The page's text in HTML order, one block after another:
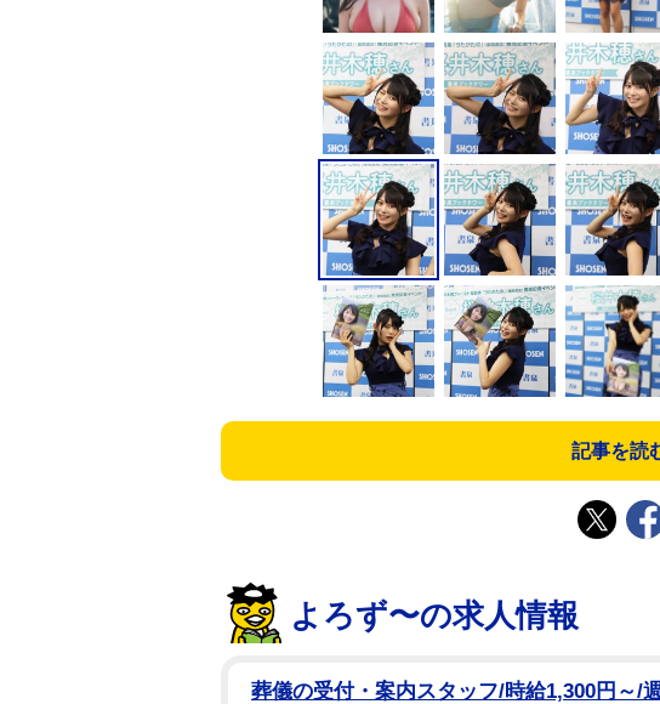
記事を読
よろず〜の求人情報
葬儀の受付・案内スタッフ/時給1,300円～/